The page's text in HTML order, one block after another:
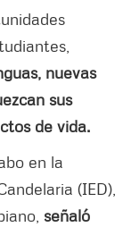
nuevas
sus
de vida.
en la
(IED),
señaló